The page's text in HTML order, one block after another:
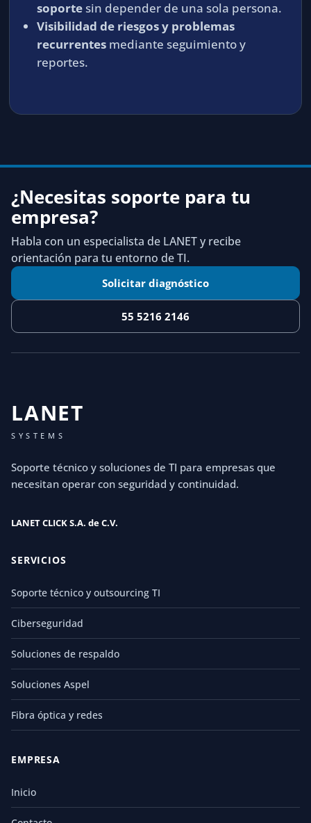
soportesin depender de una sola persona.
Visibilidad de riesgos y problemas
recurrentes mediante seguimiento y
reportes.
¿Necesitas soporte para tu
empresa?
Habla con un especialista de LANET y recibe
orientación para tu entorno de TI.
Solicitar diagnóstico
55 5216 2146
LANET
SYSTEMS
Soporte técnico y soluciones de TI para empresas que
necesitan operar con seguridad y continuidad.
LANET CLICK S.A. de C.V.
SERVICIOS
Soporte técnico y outsourcing TI
Ciberseguridad
Soluciones de respaldo
Soluciones Aspel
Fibra óptica y redes
EMPRESA
Inicio